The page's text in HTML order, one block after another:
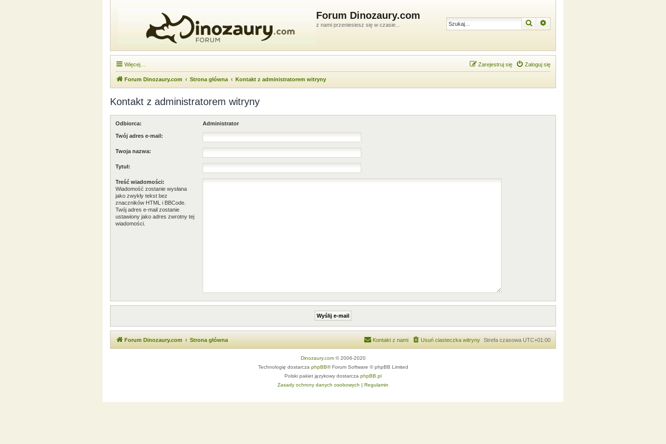
Forum Dinozaury.com
z nami przeniesiesz się w czasie... Szukaj
Więcej… Zaloguj się
Zarejestruj się
Forum Dinozaury.com Strona główna Kontakt z administratorem witryny
Kontakt z administratorem witryny
Odbiorca: Administrator
Twój adres e-mail:
Twoja nazwa:
Tytuł:
Treść wiadomości:
Wiadomość zostanie wysłana
jako zwykły tekst bez
znaczników HTML i BBCode.
Twój adres e-mail zostanie
ustawiony jako adres zwrotny tej
wiadomości.
Forum Dinozaury.com Strona główna Strefa czasowa UTC+01:00
Usuń ciasteczka witryny
Kontakt z nami
Dinozaury.com© 2006-2020
Technologię dostarcza phpBB® Forum Software © phpBB Limited
Polski pakiet językowy dostarcza phpBB.pl
Zasady ochrony danych osobowych | Regulamin